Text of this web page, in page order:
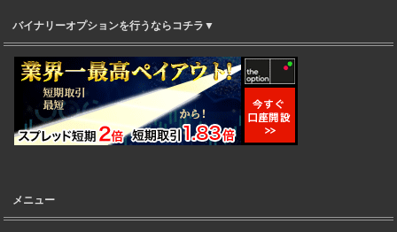
バイナリーオプションを行うならコチラ▼
メニュー